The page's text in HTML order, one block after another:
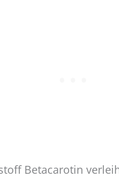
Betacarotin